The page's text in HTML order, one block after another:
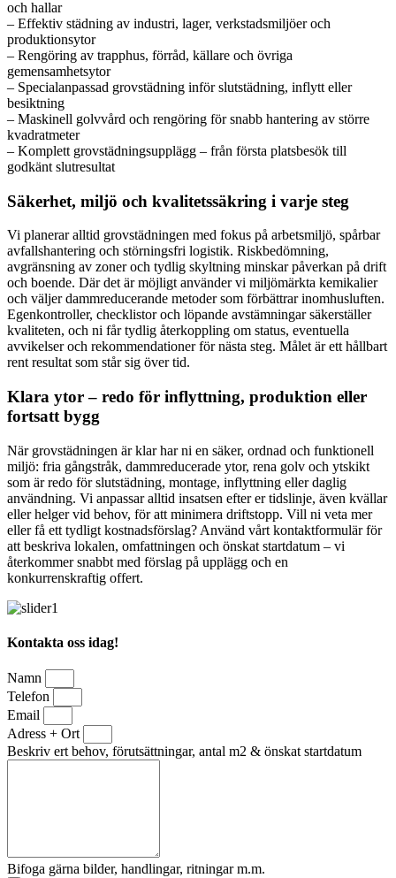
och hallar
– Effektiv städning av industri, lager, verkstadsmiljöer och
produktionsytor
– Rengöring av trapphus, förråd, källare och övriga
gemensamhetsytor
– Specialanpassad grovstädning inför slutstädning, inflytt eller
besiktning
– Maskinell golvvård och rengöring för snabb hantering av större
kvadratmeter
– Komplett grovstädningsupplägg – från första platsbesök till
godkänt slutresultat
Säkerhet, miljö och kvalitetssäkring i varje steg
Vi planerar alltid grovstädningen med fokus på arbetsmiljö, spårbar
avfallshantering och störningsfri logistik. Riskbedömning,
avgränsning av zoner och tydlig skyltning minskar påverkan på drift
och boende. Där det är möjligt använder vi miljömärkta kemikalier
och väljer dammreducerande metoder som förbättrar inomhusluften.
Egenkontroller, checklistor och löpande avstämningar säkerställer
kvaliteten, och ni får tydlig återkoppling om status, eventuella
avvikelser och rekommendationer för nästa steg. Målet är ett hållbart
rent resultat som står sig över tid.
Klara ytor – redo för inflyttning, produktion eller
fortsatt bygg
När grovstädningen är klar har ni en säker, ordnad och funktionell
miljö: fria gångstråk, dammreducerade ytor, rena golv och ytskikt
som är redo för slutstädning, montage, inflyttning eller daglig
användning. Vi anpassar alltid insatsen efter er tidslinje, även kvällar
eller helger vid behov, för att minimera driftstopp. Vill ni veta mer
eller få ett tydligt kostnadsförslag? Använd vårt kontaktformulär för
att beskriva lokalen, omfattningen och önskat startdatum – vi
återkommer snabbt med förslag på upplägg och en
konkurrenskraftig offert.
Kontakta oss idag!
Namn
Telefon
Email
Adress + Ort
Beskriv ert behov, förutsättningar, antal m2 & önskat startdatum
Bifoga gärna bilder, handlingar, ritningar m.m.